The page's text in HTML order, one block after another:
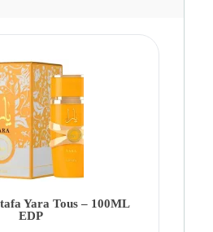
Yara Tous – 100ML
EDP